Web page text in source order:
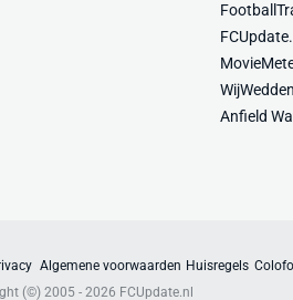
Anfield
Algemene voorwaarden Huisregels
(©) 2005 - 2026 FCUpdate.nl